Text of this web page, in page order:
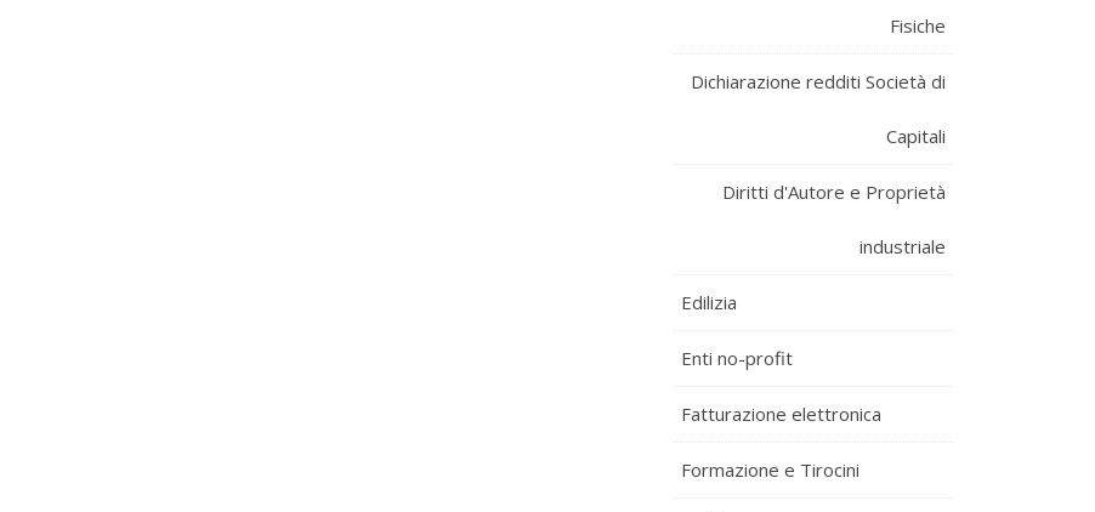
Fisiche
Dichiarazione redditi Società di
Capitali
Diritti d'Autore e Proprietà
industriale
Edilizia
Enti no-profit
Fatturazione elettronica
Formazione e Tirocini